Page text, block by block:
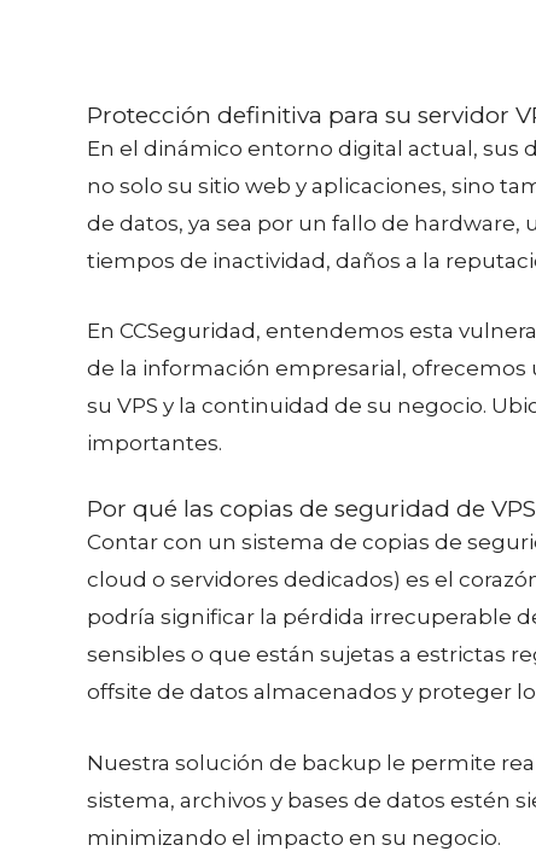
Protección definitiva para su servidor
En el dinámico entorno digital actual, sus
no solo su sitio web y aplicaciones, sino
de datos, ya sea por un fallo de
tiempos de inactividad, daños a la
En CCSeguridad, entendemos esta
de la información empresarial, ofrecemos
su VPS y la continuidad de su negocio.
importantes.
Por qué las copias de seguridad de
Contar con un sistema de copias de
cloud o servidores dedicados) es el
podría significar la pérdida irrecuperable
sensibles o que están sujetas a estrictas
offsite de datos almacenados y proteger
Nuestra solución de backup le permite
sistema, archivos y bases de datos estén
minimizando el impacto en su negocio.